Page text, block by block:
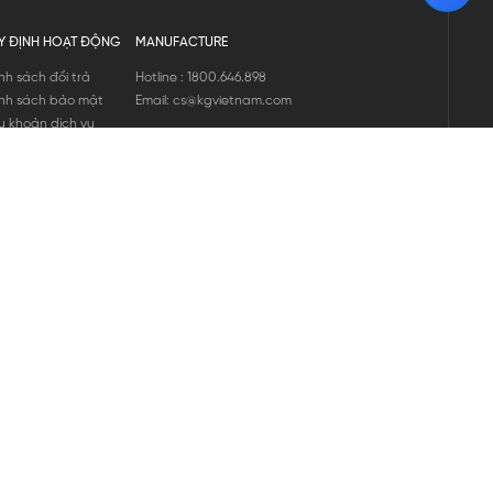
ĐỊNH HOẠT ĐỘNG
sách đổi trả
sách bảo mật
khoản dịch vụ
MANUFACTURE
Hotline : 1800.646.898
Email: cs@kgvietnam.com